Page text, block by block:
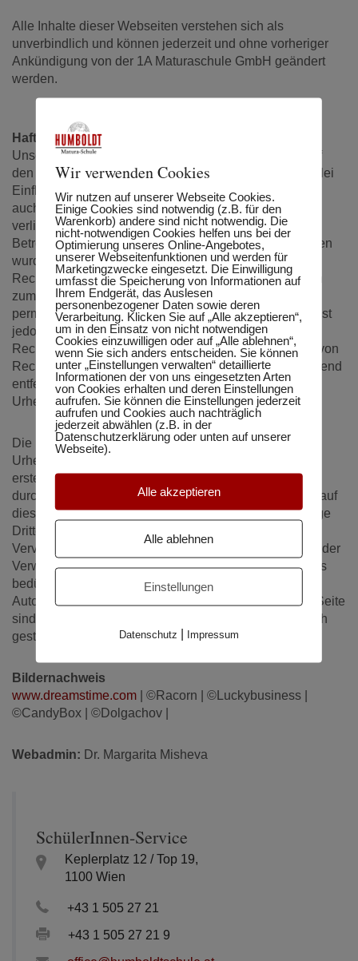
Alle Inhalte dieser Webseiten verstehen sich als
unverbindlich und können jederzeit und ohne vorheriger
Ankündigung von der 1A Maturaschule GmbH geändert
werden.
Haftung für Links auf Webseiten Dritter
Unser Angebot enthält Links zu externen Websites. Auf
den Inhalt dieser externen Webseiten haben wir keinerlei
Einfluss. Deshalb können wir für diese fremden Inhalte
auch keine Gewähr übernehmen. Für die Inhalte der
verlinkten Seiten ist stets der jeweilige Anbieter oder
Betreiber der Seiten verantwortlich. Die verlinkten Seiten
wurden zum Zeitpunkt der Verlinkung auf mögliche
Rechtsverstöße überprüft. Rechtswidrige Inhalte waren
zum Zeitpunkt der Verlinkung nicht erkennbar. Eine
permanente inhaltliche Kontrolle der verlinkten Seiten ist
jedoch ohne konkrete Anhaltspunkte einer
Rechtsverletzung nicht zumutbar. Bei Bekanntwerden von
Rechtsverletzungen werden wir derartige Links umgehend
entfernen.
Urheberrecht
Die Betreiber dieser Webseite sind bemüht, stets die
Urheberrechte anderer zu beachten bzw. auf selbst
erstellte sowie lizenzfreie Werke zurückzugreifen. Die
durch die Seitenbetreiber erstellten Inhalte und Werke auf
dieser Webseite unterliegen dem Urheberrecht. Beiträge
Dritter sind als solche gekennzeichnet. Die
Vervielfältigung, Bearbeitung, Verbreitung und jede Art der
Verwertung außerhalb der Grenzen des Urheberrechtes
bedürfen der schriftlichen Zustimmung des jeweiligen
Autors bzw. Erstellers. Downloads und Kopien dieser Seite
sind nur für den privaten, nicht kommerziellen Gebrauch
gestattet.
Bildernachweis
www.dreamstime.com | ©Racorn | ©Luckybusiness |
©CandyBox | ©Dolgachov |
Webadmin: Dr. Margarita Misheva
SchülerInnen-Service
Keplerplatz 12 / Top 19,
1100 Wien
+43 1 505 27 21
+43 1 505 27 21 9
Wir verwenden Cookies
Wir nutzen auf unserer Webseite Cookies.
Einige Cookies sind notwendig (z.B. für den
Warenkorb) andere sind nicht notwendig. Die
nicht-notwendigen Cookies helfen uns bei der
Optimierung unseres Online-Angebotes,
unserer Webseitenfunktionen und werden für
Marketingzwecke eingesetzt. Die Einwilligung
umfasst die Speicherung von Informationen auf
Ihrem Endgerät, das Auslesen
personenbezogener Daten sowie deren
Verarbeitung. Klicken Sie auf „Alle akzeptieren“,
um in den Einsatz von nicht notwendigen
Cookies einzuwilligen oder auf „Alle ablehnen“,
wenn Sie sich anders entscheiden. Sie können
unter „Einstellungen verwalten“ detaillierte
Informationen der von uns eingesetzten Arten
von Cookies erhalten und deren Einstellungen
aufrufen. Sie können die Einstellungen jederzeit
aufrufen und Cookies auch nachträglich
jederzeit abwählen (z.B. in der
Datenschutzerklärung oder unten auf unserer
Webseite).
Alle akzeptieren
Alle ablehnen
Einstellungen
Datenschutz | Impressum